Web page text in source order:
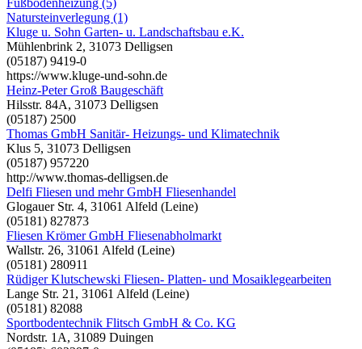
Fußbodenheizung (5)
Natursteinverlegung (1)
Kluge u. Sohn Garten- u. Landschaftsbau e.K.
Mühlenbrink 2, 31073 Delligsen
(05187) 9419-0
https://www.kluge-und-sohn.de
Heinz-Peter Groß Baugeschäft
Hilsstr. 84A, 31073 Delligsen
(05187) 2500
Thomas GmbH Sanitär- Heizungs- und Klimatechnik
Klus 5, 31073 Delligsen
(05187) 957220
http://www.thomas-delligsen.de
Delfi Fliesen und mehr GmbH Fliesenhandel
Glogauer Str. 4, 31061 Alfeld (Leine)
(05181) 827873
Fliesen Krömer GmbH Fliesenabholmarkt
Wallstr. 26, 31061 Alfeld (Leine)
(05181) 280911
Rüdiger Klutschewski Fliesen- Platten- und Mosaiklegearbeiten
Lange Str. 21, 31061 Alfeld (Leine)
(05181) 82088
Sportbodentechnik Flitsch GmbH & Co. KG
Nordstr. 1A, 31089 Duingen